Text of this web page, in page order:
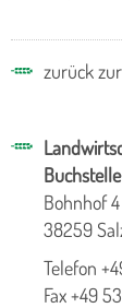
zurück
Buchstelle
Bohnhof 4
38259
Telefon
Fax +49